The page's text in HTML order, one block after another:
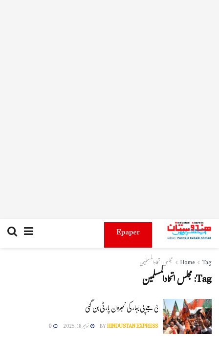
Epaper
Home Tag مجلس اتحادالمسلمین
Tag:مجلس اتحادالمسلمین
بی جے پی بہارکی نمبرون پارٹی بن گئی
BYHINDUSTAN EXPRESS نومبر 18, 2025 0